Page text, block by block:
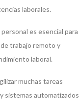
laborales.
es esencial para
trabajo remoto y
laboral.
muchas tareas
sistemas automatizados